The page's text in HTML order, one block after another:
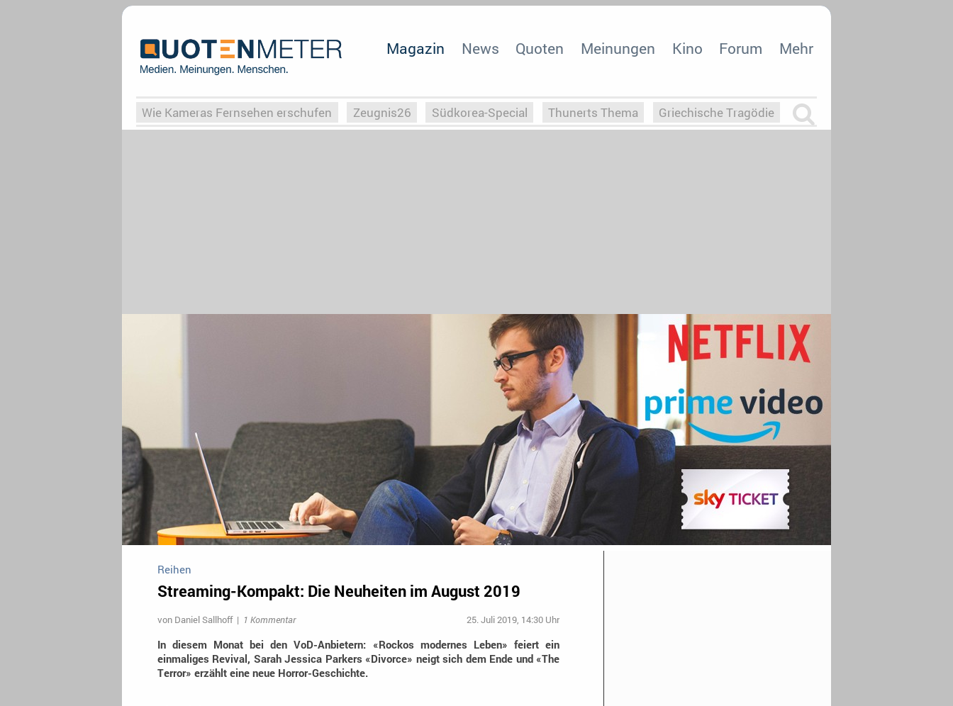
Magazin News Quoten Meinungen Kino Forum Mehr
Wie Kameras Fernsehen erschufen Zeugnis26 Südkorea-Special Thunerts Thema Griechische Tragödie
Reihen
Streaming-Kompakt: Die Neuheiten im August 2019
von Daniel Sallhoff| 1 Kommentar 25. Juli 2019, 14:30 Uhr
In diesem Monat bei den VoD-Anbietern: «Rockos modernes Leben» feiert ein
einmaliges Revival, Sarah Jessica Parkers «Divorce» neigt sich dem Ende und «The
Terror» erzählt eine neue Horror-Geschichte.